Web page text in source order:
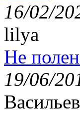
16/02/
lilya
Не
19/06/